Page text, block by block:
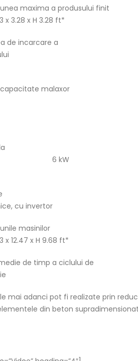
maxima a produsului
x 3.28 x H 3.28 ft*
de incarcare a
malaxor
kW
cu invertor
masinilor
x 12.47 x H 9.68 ft*
de timp a ciclului de
2/4
mai adanci pot fi realizate prin
din beton